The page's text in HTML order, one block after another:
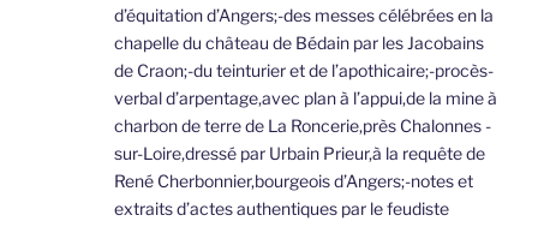
d’équitation d’Angers;-des messes célébrées en la
chapelle du château de Bédain par les Jacobains
de Craon;-du teinturier et de l’apothicaire;-procès-
verbal d’arpentage,avec plan à l’appui,de la mine à
charbon de terre de La Roncerie,près Chalonnes -
sur-Loire,dressé par Urbain Prieur,à la requête de
René Cherbonnier,bourgeois d’Angers;-notes et
extraits d’actes authentiques par le feudiste